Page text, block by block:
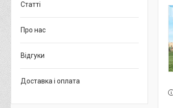
Статті
Про нас
Відгуки
Доставка і оплата